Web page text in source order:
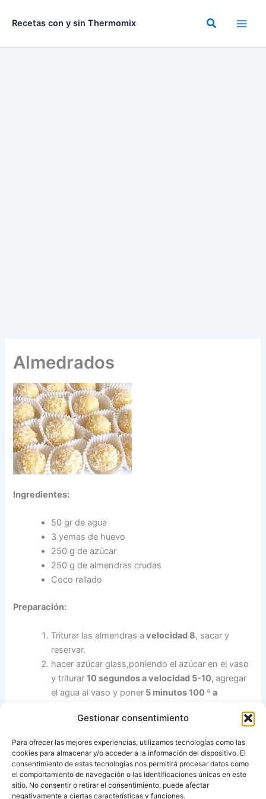
Gestionar consentimiento
Para ofrecer las mejores experiencias, utilizamos tecnologías como las
cookies para almacenar y/o acceder a la información del dispositivo. El
consentimiento de estas tecnologías nos permitirá procesar datos como
el comportamiento de navegación o las identificaciones únicas en este
sitio. No consentir o retirar el consentimiento, puede afectar
negativamente a ciertas características y funciones.
Recetas con y sin Thermomix Buscar
Almedrados
Ingredientes:
50 gr de agua
3 yemas de huevo
250 g de azúcar
250 g de almendras crudas
Coco rallado
Preparación:
Triturar las almendras a velocidad 8, sacar y
reservar.
hacer azúcar glass,poniendo el azúcar en el vaso
y triturar10 segundos a velocidad 5-10,agregar
el agua al vaso y poner 5 minutos 100 º a
Incorporar las almendras y las yemas de huevo,
Dejar enfriar y hacer bolitas pequeñas
rebozandólas en coco rallado.
Fuente:Recetas para tu Thermomix (más de 300)